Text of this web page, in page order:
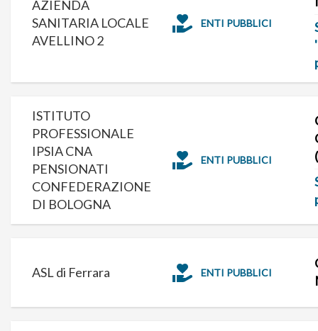
AZIENDA
SANITARIA LOCALE
AVELLINO 2
ENTI PUBBLICI
ISTITUTO
PROFESSIONALE
IPSIA CNA
PENSIONATI
CONFEDERAZIONE
DI BOLOGNA
ENTI PUBBLICI
ASL di Ferrara ENTI PUBBLICI